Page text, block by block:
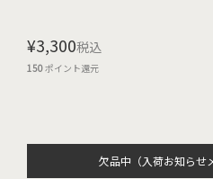
¥3,300税込
150ポイント還元
欠品中（入荷お知らせ